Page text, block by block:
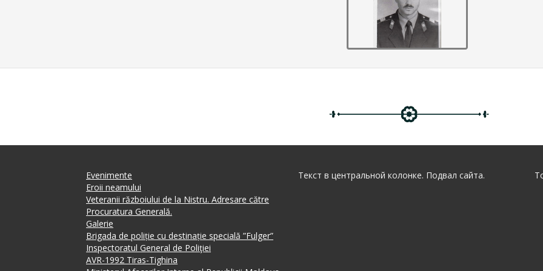
Evenimente
Eroii neamului
Veteranii războiului de la Nistru. Adresare către
Procuratura Generală.
Galerie
Brigada de poliție cu destinație specială ”Fulger”
Inspectoratul General de Poliţiei
AVR-1992 Tiras-Tighina
Текст в центральной колонке. Подвал сайта.